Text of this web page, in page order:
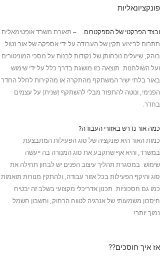
פונקציונאליות
ובצד הפרקטי של הספקטרום...– תאורת משרד אופטימאלית
תתרום לביצוע תקין של העבודה על ידי אספקה של אור נטול
בוהק, שיעלים נוכחותן של נקודות לבנות על מסכי המוניטורים
ועל השולחנות. תוצאה כזו מושגת בדרך כלל על ידי שימוש
באור בלתי ישיר המשתקף מהתקרה או מהקירות לחלל החדר
הפנימי,ונוטה להתפזר מבלי להשתקף (שנית) על עצמים
בחדר.
כמה אור נדרש באזורי העבודה?
כמות האור היא פונקציה של סוג הפעילות המתבצעת
במשרד,והיא אף שתקבע את סוג המנורה בה ייעשה
שימוש.במסגרת תהליך עיצוב הפנים יש לבחון תחילה את
סוג והיקף הפעילות בכל אזור עבודה,ולהתקין מנורות תואמות
כמו גם חסכוניות. תכנון אדריכלי מקצועי בשלב זה יבטיח
חיסכון משמעותי של אנרגיה לטווח הרחוק,וחשבון חשמל
נמוך יותר!
אז איך חוסכים??